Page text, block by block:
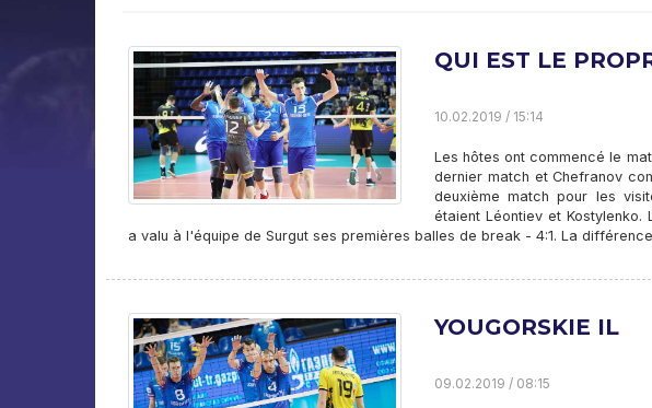
QUI EST LE
10.02.2019 / 15:14
Les hôtes ont commencé le
dernier match et Chefranov
deuxième match pour les
étaient Léontiev et
a valu à l'équipe de Surgut ses premières balles de break - 4:1. La
YOUGORSKIE IL
09.02.2019 / 08:15